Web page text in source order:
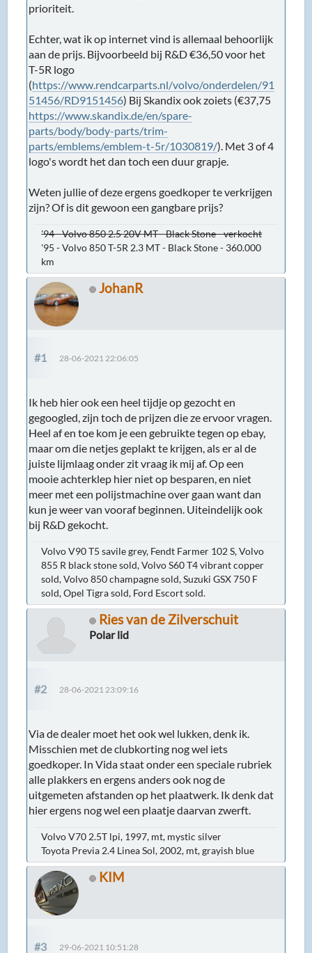
prioriteit.
Echter, wat ik op internet vind is allemaal behoorlijk
aan de prijs. Bijvoorbeeld bij R&D €36,50 voor het
T-5R logo
(https://www.rendcarparts.nl/volvo/onderdelen/91
51456/RD9151456) Bij Skandix ook zoiets (€37,75
https://www.skandix.de/en/spare-
parts/body/body-parts/trim-
parts/emblems/emblem-t-5r/1030819/). Met 3 of 4
logo's wordt het dan toch een duur grapje.
Weten jullie of deze ergens goedkoper te verkrijgen
zijn? Of is dit gewoon een gangbare prijs?
'94 - Volvo 850 2.5 20V MT - Black Stone - verkocht
'95 - Volvo 850 T-5R 2.3 MT - Black Stone - 360.000
km
JohanR
#1 28-06-2021 22:06:05
Ik heb hier ook een heel tijdje op gezocht en
gegoogled, zijn toch de prijzen die ze ervoor vragen.
Heel af en toe kom je een gebruikte tegen op ebay,
maar om die netjes geplakt te krijgen, als er al de
juiste lijmlaag onder zit vraag ik mij af. Op een
mooie achterklep hier niet op besparen, en niet
meer met een polijstmachine over gaan want dan
kun je weer van vooraf beginnen. Uiteindelijk ook
bij R&D gekocht.
Volvo V90 T5 savile grey, Fendt Farmer 102 S, Volvo
855 R black stone sold, Volvo S60 T4 vibrant copper
sold, Volvo 850 champagne sold, Suzuki GSX 750 F
sold, Opel Tigra sold, Ford Escort sold.
Ries van de Zilverschuit
Polar lid
#2 28-06-2021 23:09:16
Via de dealer moet het ook wel lukken, denk ik.
Misschien met de clubkorting nog wel iets
goedkoper. In Vida staat onder een speciale rubriek
alle plakkers en ergens anders ook nog de
uitgemeten afstanden op het plaatwerk. Ik denk dat
hier ergens nog wel een plaatje daarvan zwerft.
Volvo V70 2.5T lpi, 1997, mt, mystic silver
Toyota Previa 2.4 Linea Sol, 2002, mt, grayish blue
KIM
#3 29-06-2021 10:51:28